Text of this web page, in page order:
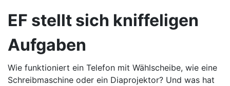
EF stellt sich kniffeligen
Aufgaben
Wie funktioniert ein Telefon mit Wählscheibe, wie eine
Schreibmaschine oder ein Diaprojektor? Und was hat